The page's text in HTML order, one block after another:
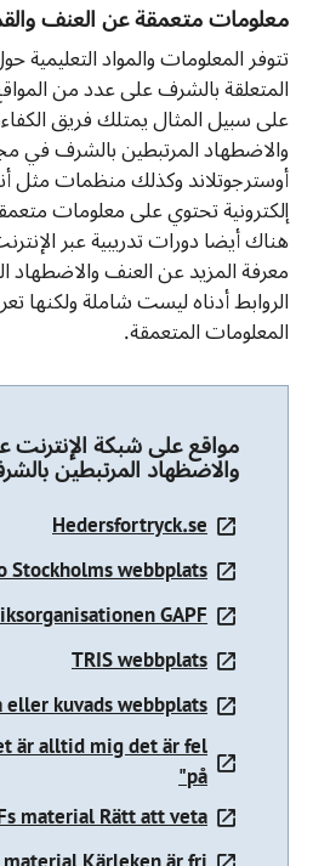
معلومات متعمقة عن العنف
تتوفر المعلومات والمواد التعليمية
المتعلقة بالشرف على عدد من
على سبيل المثال يمتلك فريق
والاضطهاد المرتبطين بالشرف
أوسترجوتلاند وكذلك منظمات مثل
إلكترونية تحتوي على معلومات
هناك أيضا دورات تدريبية عبر
معرفة المزيد عن العنف والاضطهاد
الروابط أدناه ليست شاملة ولكنها
المعلومات المتعمقة.
مواقع على شبكة
والاضظهاد المرتبطين
Hedersfortryck.se
Stockholms webbplats
GAPF
TRIS webbplats
eller kuvads webbplats
är alltid mig det är fel
på"
material Rätt att veta!